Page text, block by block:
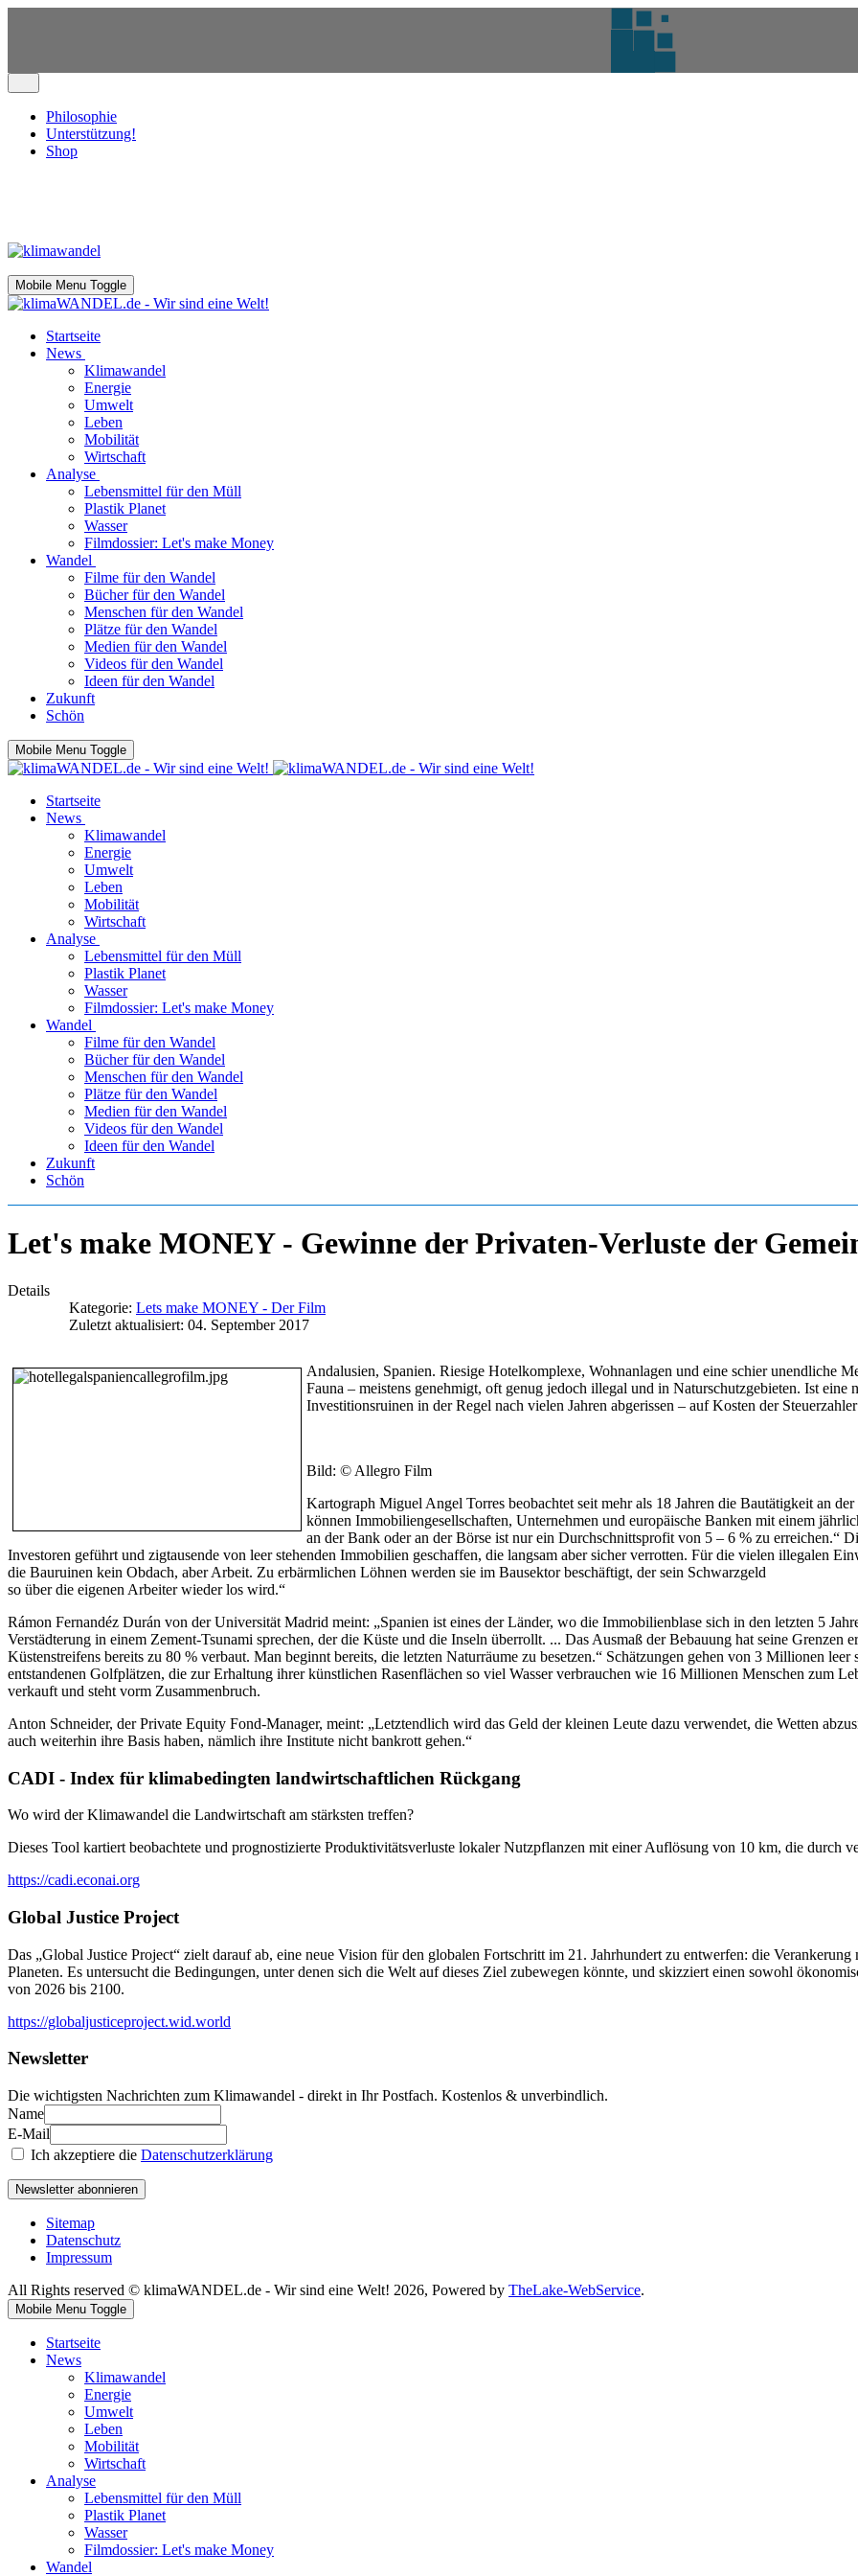
Philosophie
Unterstützung!
Shop
Mobile Menu Toggle
Startseite
News
Klimawandel
Energie
Umwelt
Leben
Mobilität
Wirtschaft
Analyse
Lebensmittel für den Müll
Plastik Planet
Wasser
Filmdossier: Let's make Money
Wandel
Filme für den Wandel
Bücher für den Wandel
Menschen für den Wandel
Plätze für den Wandel
Medien für den Wandel
Videos für den Wandel
Ideen für den Wandel
Zukunft
Schön
Mobile Menu Toggle
Startseite
News
Klimawandel
Energie
Umwelt
Leben
Mobilität
Wirtschaft
Analyse
Lebensmittel für den Müll
Plastik Planet
Wasser
Filmdossier: Let's make Money
Wandel
Filme für den Wandel
Bücher für den Wandel
Menschen für den Wandel
Plätze für den Wandel
Medien für den Wandel
Videos für den Wandel
Ideen für den Wandel
Zukunft
Schön
Let's make MONEY - Gewinne der Privaten-Verluste der
Details
Kategorie: Lets make MONEY - Der Film
Zuletzt aktualisiert: 04. September 2017
Andalusien, Spanien. Riesige Hotelkomplexe, Wohnanlagen und eine schier unendliche
Fauna – meistens genehmigt, oft genug jedoch illegal und in Naturschutzgebieten. Ist
Investitionsruinen in der Regel nach vielen Jahren abgerissen – auf Kosten der
Bild: © Allegro Film
Kartograph Miguel Angel Torres beobachtet seit mehr als 18 Jahren die Bautätigkeit an
können Immobiliengesellschaften, Unternehmen und europäische Banken mit einem
an der Bank oder an der Börse ist nur ein Durchschnittsprofit von 5 – 6 % zu erreichen.“
Investoren geführt und zigtausende von leer stehenden Immobilien geschaffen, die langsam aber sicher verrotten. Für die vielen illegalen
die Bauruinen kein Obdach, aber Arbeit. Zu erbärmlichen Löhnen werden sie im Bausektor beschäftigt, der sein Schwarzgeld
so über die eigenen Arbeiter wieder los wird.“
Rámon Fernandéz Durán von der Universität Madrid meint: „Spanien ist eines der Länder, wo die Immobilienblase sich in den letzten 5
Verstädterung in einem Zement-Tsunami sprechen, der die Küste und die Inseln überrollt. ... Das Ausmaß der Bebauung hat seine Grenzen
Küstenstreifens bereits zu 80 % verbaut. Man beginnt bereits, die letzten Naturräume zu besetzen.“ Schätzungen gehen von 3 Millionen
entstandenen Golfplätzen, die zur Erhaltung ihrer künstlichen Rasenflächen so viel Wasser verbrauchen wie 16 Millionen Menschen zum
verkauft und steht vorm Zusammenbruch.
Anton Schneider, der Private Equity Fond-Manager, meint: „Letztendlich wird das Geld der kleinen Leute dazu verwendet, die Wetten
auch weiterhin ihre Basis haben, nämlich ihre Institute nicht bankrott gehen.“
CADI - Index für klimabedingten landwirtschaftlichen Rückgang
Wo wird der Klimawandel die Landwirtschaft am stärksten treffen?
Dieses Tool kartiert beobachtete und prognostizierte Produktivitätsverluste lokaler Nutzpflanzen mit einer Auflösung von 10 km, die durch
https://cadi.econai.org
Global Justice Project
Das „Global Justice Project“ zielt darauf ab, eine neue Vision für den globalen Fortschritt im 21. Jahrhundert zu entwerfen: die
Planeten. Es untersucht die Bedingungen, unter denen sich die Welt auf dieses Ziel zubewegen könnte, und skizziert einen sowohl
von 2026 bis 2100.
https://globaljusticeproject.wid.world
Newsletter
Die wichtigsten Nachrichten zum Klimawandel - direkt in Ihr Postfach. Kostenlos & unverbindlich.
Name
E-Mail
Ich akzeptiere die Datenschutzerklärung
Newsletter abonnieren
Sitemap
Datenschutz
Impressum
All Rights reserved © klimaWANDEL.de - Wir sind eine Welt! 2026, Powered by TheLake-WebService.
Mobile Menu Toggle
Startseite
News
Klimawandel
Energie
Umwelt
Leben
Mobilität
Wirtschaft
Analyse
Lebensmittel für den Müll
Plastik Planet
Wasser
Filmdossier: Let's make Money
Wandel